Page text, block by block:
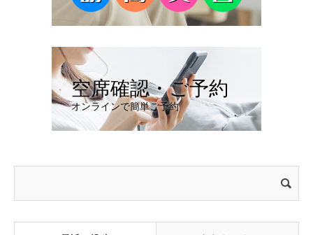
空席確認・ご予約
オンラインで簡単ご予約